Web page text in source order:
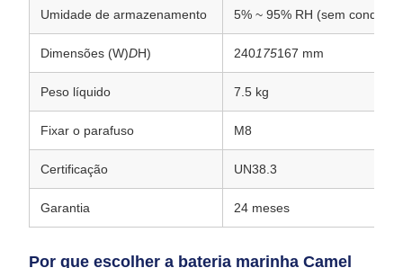
Umidade de armazenamento 5% ~ 95% RH (sem
Dimensões (W)DH) 240175167 mm
Peso líquido 7.5 kg
Fixar o parafuso M8
Certificação UN38.3
Garantia 24 meses
Por que escolher a bateria marinha Camel